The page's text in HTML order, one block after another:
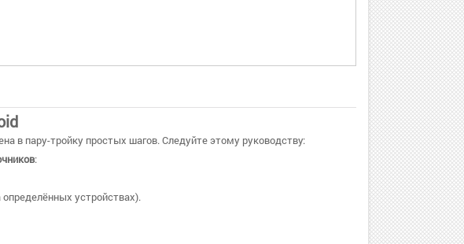
в пару-тройку простых шагов. Следуйте этому руководству:
:
определённых устройствах).